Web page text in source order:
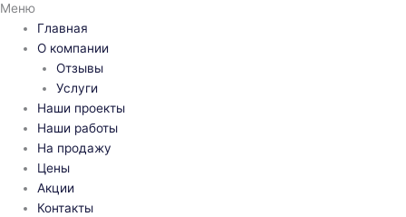
Меню
Главная
О компании
Отзывы
Услуги
Наши проекты
Наши работы
На продажу
Цены
Акции
Контакты